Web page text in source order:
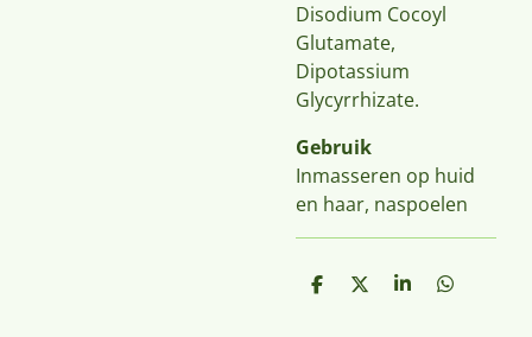
Disodium Cocoyl
Glutamate,
Dipotassium
Glycyrrhizate.
Gebruik
Inmasseren op huid
en haar, naspoelen
D
D
S
D